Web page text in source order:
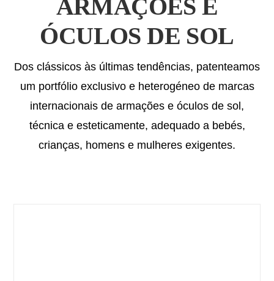
CATÁLOGOSARMAÇÕES E
ÓCULOS DE SOL
Dos clássicos às últimas tendências, patenteamos
um portfólio exclusivo e heterogéneo de marcas
internacionais de armações e óculos de sol,
técnica e esteticamente, adequado a bebés,
crianças, homens e mulheres exigentes.